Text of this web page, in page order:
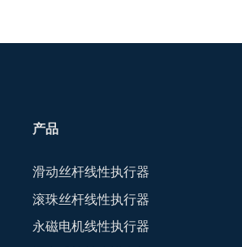
产品
滑动丝杆线性执行器
滚珠丝杆线性执行器
永磁电机线性执行器